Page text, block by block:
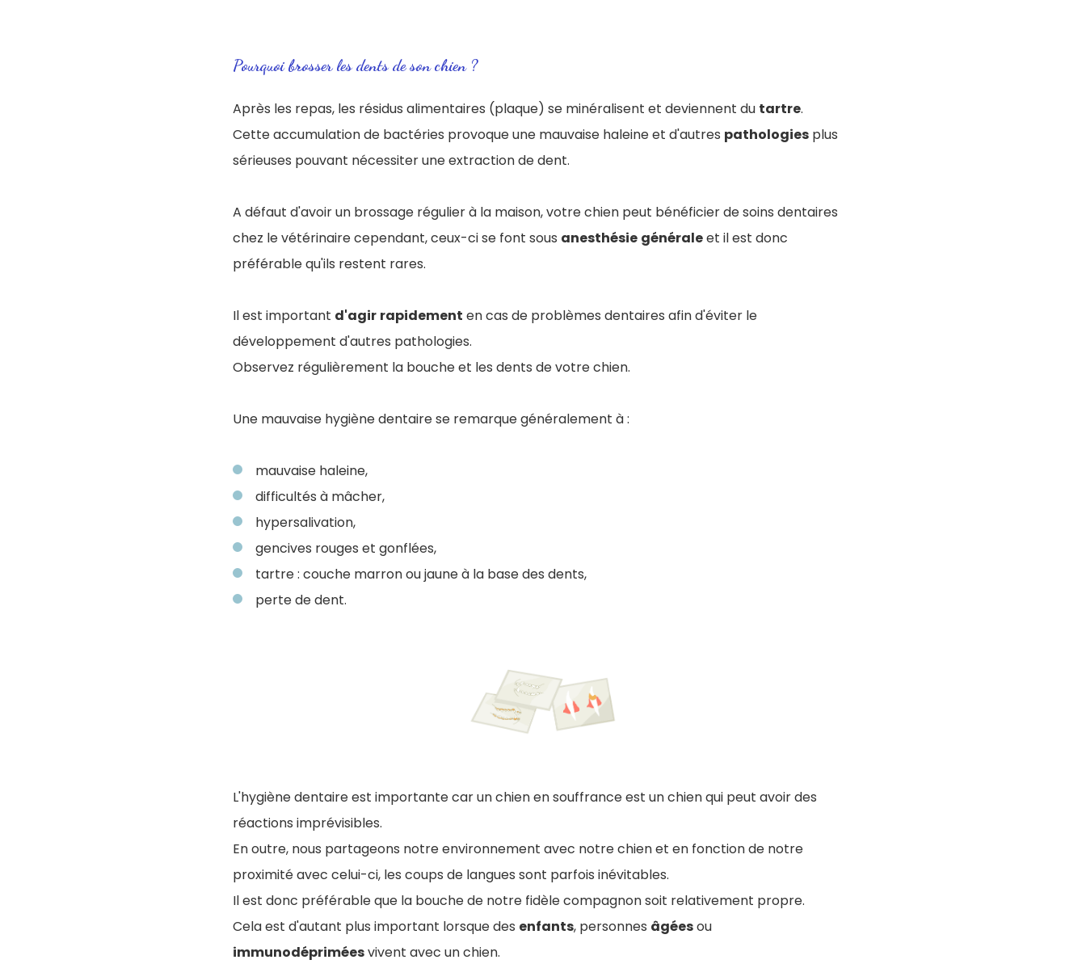
Pourquoi brosser les dents de son chien ?
Après les repas, les résidus alimentaires (plaque) se minéralisent et deviennent du tartre.
Cette accumulation de bactéries provoque une mauvaise haleine et d'autres pathologies plus
sérieuses pouvant nécessiter une extraction de dent.
A défaut d'avoir un brossage régulier à la maison, votre chien peut bénéficier de soins dentaires
chez le vétérinaire cependant, ceux-ci se font sous anesthésie généraleet il est donc
préférable qu'ils restent rares.
Il est important d'agir rapidement en cas de problèmes dentaires afin d'éviter le
développement d'autres pathologies.
Observez régulièrement la bouche et les dents de votre chien.
Une mauvaise hygiène dentaire se remarque généralement à :
mauvaise haleine,
difficultés à mâcher,
hypersalivation,
gencives rouges et gonflées,
tartre : couche marron ou jaune à la base des dents,
perte de dent.
L'hygiène dentaire est importante car un chien en souffrance est un chien qui peut avoir des
réactions imprévisibles.
En outre, nous partageons notre environnement avec notre chien et en fonction de notre
proximité avec celui-ci, les coups de langues sont parfois inévitables.
Il est donc préférable que la bouche de notre fidèle compagnon soit relativement propre.
Cela est d'autant plus important lorsque des enfants, personnes âgéesou
immunodépriméesvivent avec un chien.